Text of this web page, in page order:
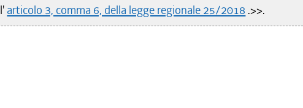
articolo 3, comma 6, della legge regionale 25/2018 .>>.